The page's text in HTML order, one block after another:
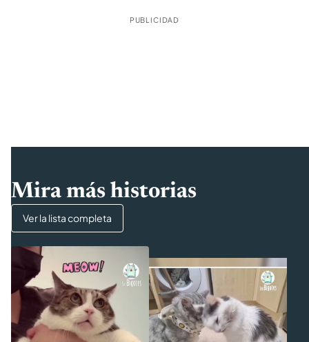
PUBLICIDAD
Mira más historias
Ver la lista completa